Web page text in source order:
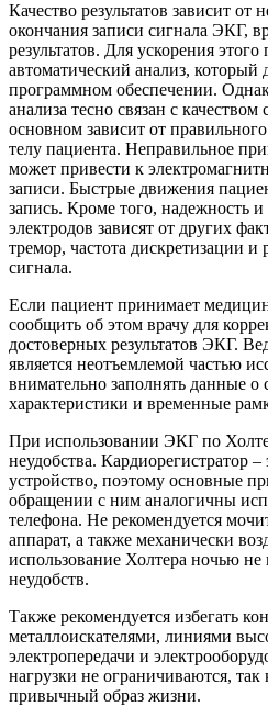
Качество результатов зависит от
окончания записи сигнала ЭКГ,
результатов. Для ускорения этого
автоматический анализ, который
программном обеспечении.
анализа тесно связан с
основном зависит от
телу пациента. Неправильное
может привести к
записи. Быстрые движения
запись. Кроме того, надежность
электродов зависят от других
тремор, частота дискретизации
сигнала.
Если пациент принимает
сообщить об этом врачу для
достоверных результатов ЭКГ.
является неотъемлемой частью
внимательно заполнять данные
характеристики и временные
При использовании ЭКГ по
неудобства. Кардиорегистратор –
устройство, поэтому основные
обращении с ним аналогичны
телефона. Не рекомендуется
аппарат, а также механически
использование Холтера ночью
неудобств.
Также рекомендуется избегать
металлоискателями, линиями
электропередачи и
нагрузки не ограничиваются, так
привычный образ жизни.